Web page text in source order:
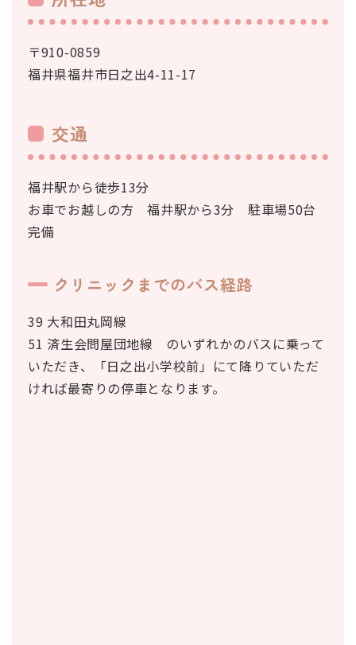
〒910-0859
福井県福井市日之出4-11-17
交通
福井駅から徒歩13分
お車でお越しの方 福井駅から3分 駐車場50台
完備
クリニックまでのバス経路
39 大和田丸岡線
51 済生会問屋団地線 のいずれかのバスに乗って
いただき、「日之出小学校前」にて降りていただ
ければ最寄りの停車となります。